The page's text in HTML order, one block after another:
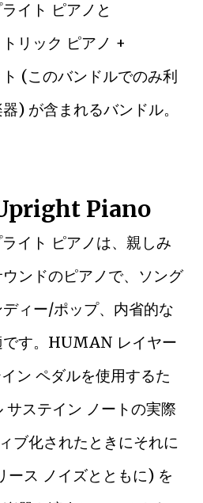
イト ピアノと
リック ピアノ +
(このバンドルでのみ利
) が含まれるバンドル。
Piano
イト ピアノは、親しみ
ンドのピアノで、ソング
ィー/ポップ、内省的な
です。HUMAN レイヤー
ン ペダルを使用するた
サステイン ノートの実際
ブ化されたときにそれに
ース ノイズとともに) を